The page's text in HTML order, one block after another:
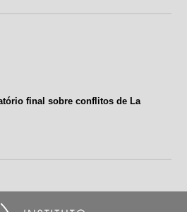
final sobre conflitos de La